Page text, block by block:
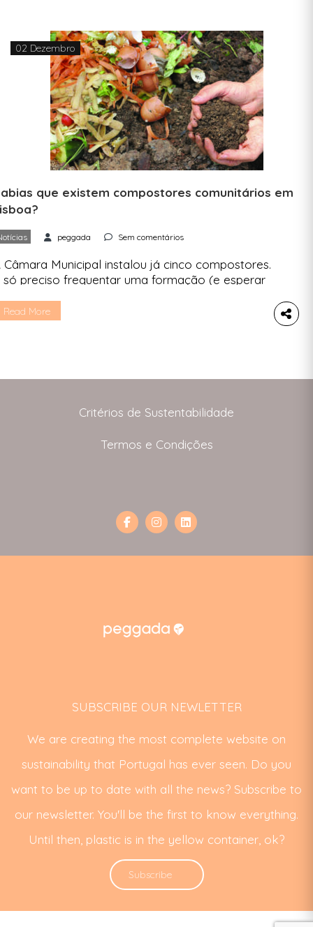
02 Dezembro
que existem compostores comunitários em
peggada Sem comentários
Câmara Municipal instalou já cinco compostores.
só preciso frequentar uma formação (e esperar
orgânicos.
Read More
Critérios de Sustentabilidade
Termos e Condições
SUBSCRIBE OUR NEWLETTER
We are creating the most complete website on
sustainability that Portugal has ever seen. Do you
want to be up to date with all the news? Subscribe to
our newsletter. You'll be the first to know everything.
Until then, plastic is in the yellow container, ok?
Subscribe